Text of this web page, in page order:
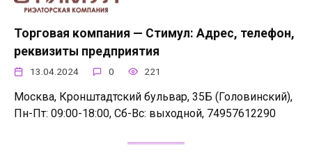
Торговая компания — Стимул: Адрес, телефон,
реквизиты предприятия
13.04.2024 0 221
Москва, Кронштадтский бульвар, 35Б (Головинский),
Пн-Пт: 09:00-18:00, Сб-Вс: выходной, 74957612290